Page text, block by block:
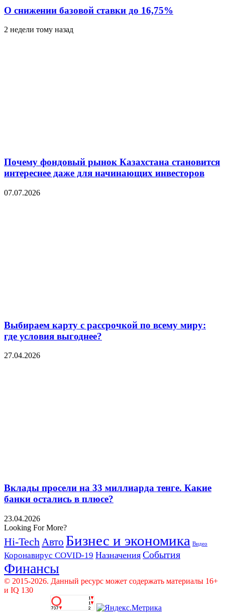
О снижении базовой ставки до 16,75%
2 недели тому назад
Почему фондовый рынок Казахстана становится
интереснее даже для начинающих инвесторов
07.07.2026
Выбираем карту с рассрочкой по всему миру:
где условия выгоднее?
27.04.2026
Вклады просели на 33 миллиарда тенге. Какие
банки остались в плюсе?
23.04.2026
Looking For More?
Hi-Tech Авто Бизнес и экономика Видео
Коронавирус COVID-19 Назначения События
Финансы
© 2015-2026. Данный ресурс может содержать материалы 16+
и IQ 130